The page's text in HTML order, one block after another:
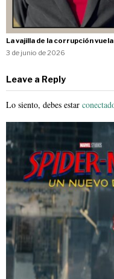
La vajilla de la corrupción
3 de junio de 2026
Leave a Reply
Lo siento, debes estar